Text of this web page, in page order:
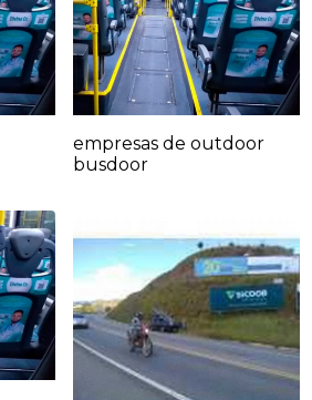
empresas de outdoor
busdoor